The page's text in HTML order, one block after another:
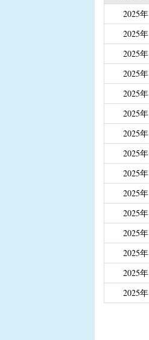
2025年
2025年
2025年
2025年
2025年
2025年
2025年
2025年
2025年
2025年
2025年
2025年
2025年
2025年
2025年